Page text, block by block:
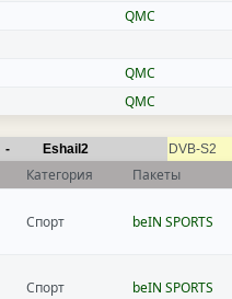
QMC
QMC
QMC
- Eshail2 DVB-S2
Категория Пакеты
Спорт beIN SPORTS
Спорт beIN SPORTS